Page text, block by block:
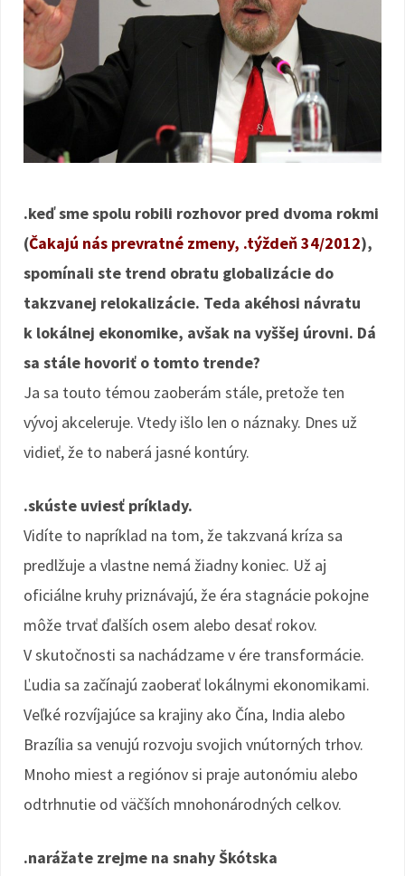
.keď sme spolu robili rozhovor pred dvoma rokmi
(Čakajú nás prevratné zmeny, .týždeň 34/2012),
spomínali ste trend obratu globalizácie do
takzvanej relokalizácie. Teda akéhosi návratu
k lokálnej ekonomike, avšak na vyššej úrovni. Dá
sa stále hovoriť o tomto trende?
Ja sa touto témou zaoberám stále, pretože ten
vývoj akceleruje. Vtedy išlo len o náznaky. Dnes už
vidieť, že to naberá jasné kontúry.
.skúste uviesť príklady.
Vidíte to napríklad na tom, že takzvaná kríza sa
predlžuje a vlastne nemá žiadny koniec. Už aj
oficiálne kruhy priznávajú, že éra stagnácie pokojne
môže trvať ďalších osem alebo desať rokov.
V skutočnosti sa nachádzame v ére transformácie.
Ľudia sa začínajú zaoberať lokálnymi ekonomikami.
Veľké rozvíjajúce sa krajiny ako Čína, India alebo
Brazília sa venujú rozvoju svojich vnútorných trhov.
Mnoho miest a regiónov si praje autonómiu alebo
odtrhnutie od väčších mnohonárodných celkov.
.narážate zrejme na snahy Škótska